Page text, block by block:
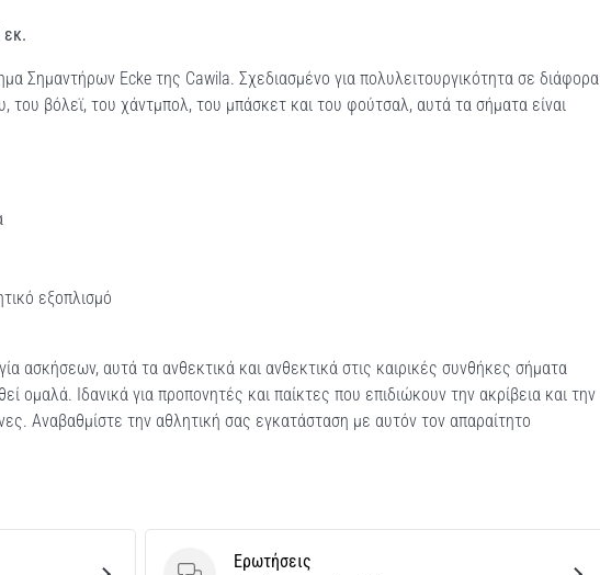
εκ.
Σημαντήρων Ecke της Cawila. Σχεδιασμένο για πολυλειτουργικότητα σε διάφορα
βόλεϊ, του χάντμπολ, του μπάσκετ και του φούτσαλ, αυτά τα σήματα είναι
εξοπλισμό
ασκήσεων, αυτά τα ανθεκτικά και ανθεκτικά στις καιρικές συνθήκες σήματα
ομαλά. Ιδανικά για προπονητές και παίκτες που επιδιώκουν την ακρίβεια και την
Αναβαθμίστε την αθλητική σας εγκατάσταση με αυτόν τον απαραίτητο
Ερωτήσεις